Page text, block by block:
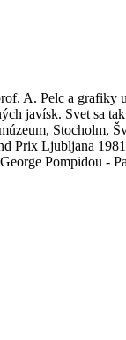
A. Pelc a grafiky
javísk. Svet sa
Stocholm,
Prix Ljubljana
Pompidou -